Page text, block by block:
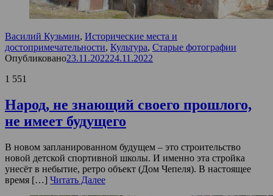
Василий Кузьмин, Исторические места и
достопримечательности, Культура, Старые фотографии
Опубликовано23.11.202224.11.2022
1 551
Народ, не знающий своего прошлого,
не имеет будущего
В новом запланированном будущем – это строительство
новой детской спортивной школы. И именно эта стройка
унесёт в небытие, ретро объект (Дом Чепеля). В настоящее
время […] Читать Далее